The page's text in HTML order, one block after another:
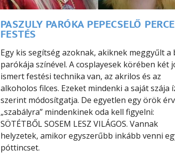
PASZULY PARÓKA PEPECSELŐ
FESTÉS
Egy kis segítség azoknak, akiknek meggyűlt a
parókája színével. A cosplayesek körében két
ismert festési technika van, az akrilos és az
alkoholos filces. Ezeket mindenki a saját szája
szerint módosítgatja. De egyetlen egy örök
„szabályra” mindenkinek oda kell figyelni:
SÖTÉTBŐL SOSEM LESZ VILÁGOS. Vannak
helyzetek, amikor egyszerűbb inkább venni
póttincset.